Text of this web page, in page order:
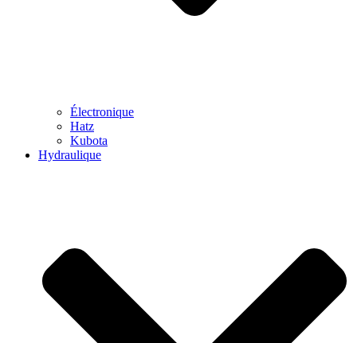
Électronique
Hatz
Kubota
Hydraulique